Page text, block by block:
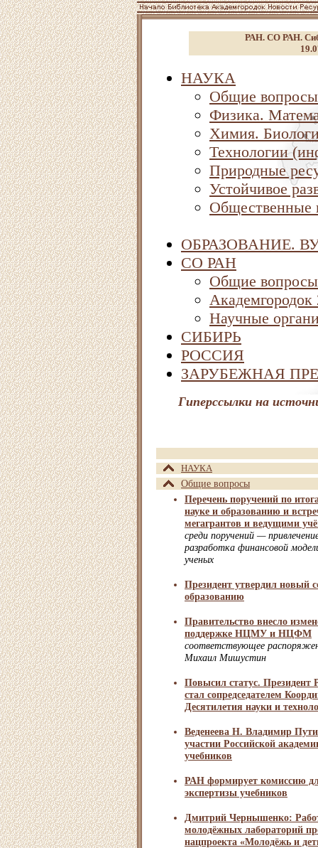
РАН. СО РАН.
НАУКА
Общие вопросы
Физика.
Химия.
Технологии
Природные
Устойчивое
Общественные
ОБРАЗОВАНИЕ.
СО РАН
Общие вопросы
Научные
СИБИРЬ
РОССИЯ
ЗАРУБЕЖНАЯ
Гиперссылки на
НАУКА
Общие вопросы
Перечень поручений по
науке и образованию и
мегагрантов и ведущими
cреди поручений —
разработка финансовой
ученых
Президент утвердил новый
образованию
Правительство внесло
поддержке НЦМУ и НЦФМ
cоответствующее
Михаил Мишустин
Повысил статус.
стал сопредседателем
Десятилетия науки и
Веденеева Н. Владимир
участии Российской
учебников
РАН формирует комиссию
экспертизы учебников
Дмитрий Чернышенко:
молодёжных лабораторий
нацпроекта «Молодёжь и